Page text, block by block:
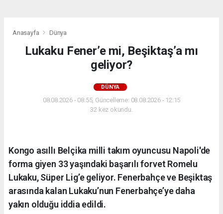
Anasayfa Dünya
Lukaku Fener’e mi, Beşiktaş’a mı
geliyor?
DÜNYA
08.08.2026 - 08:55, Güncelleme: 08.08.2026 - 12:15
32 kez okundu.
Kongo asıllı Belçika milli takım oyuncusu Napoli'de
forma giyen 33 yaşındaki başarılı forvet Romelu
Lukaku, Süper Lig’e geliyor. Fenerbahçe ve Beşiktaş
arasında kalan Lukaku’nun Fenerbahçe’ye daha
yakın olduğu iddia edildi.